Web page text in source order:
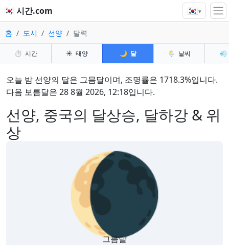
🇰🇷 시간.com 🇰🇷▾
홈 도시 선양 달력
⏱️ 시간 ☀️ 태양 🌙 달 🌦️ 날씨 💨
선양, 중국의 달상승, 달하강 & 위
상
오늘 밤 선양의 달은 그믐달이며, 조명률은 1718.3%입니다.
다음 보름달은 28 8월 2026, 12:18입니다.
🌘
그믐달